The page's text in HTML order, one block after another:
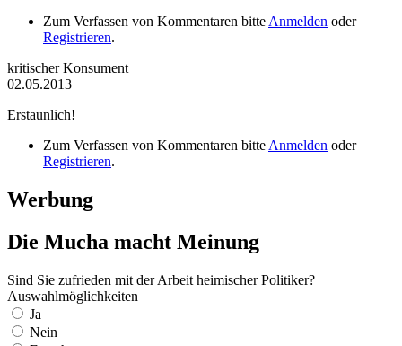
Zum Verfassen von Kommentaren bitte Anmelden oder
Registrieren.
kritischer Konsument
02.05.2013
Erstaunlich!
Zum Verfassen von Kommentaren bitte Anmelden oder
Registrieren.
Werbung
Die Mucha macht Meinung
Sind Sie zufrieden mit der Arbeit heimischer Politiker?
Auswahlmöglichkeiten
Ja
Nein